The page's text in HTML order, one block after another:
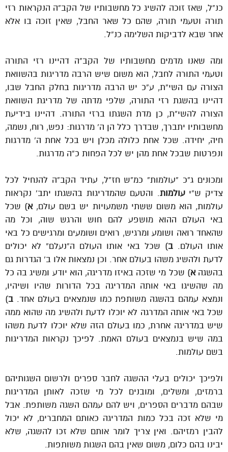
כנ”ל, שאז זוכה להשיג כל מחשבותיו של הקב”ה הנקראות רזי
תורה וטעמי תורה, שהם כל שאר החבל, שאין זוכה בו אלא
אחר שבא לדביקות השלימה כנ”ל.
ומה שאנו מדמים מחשבותיו של הקב”ה דהיינו רזי התורה
וטעמי התורה לחבל, הוא משום שיש הרבה מדריגות בהשוואת
הצורה עם השי”ת, ע”כ יש הרבה מדריגות בחלק החבל שבו,
דהיינו בהשגת רזי התורה, שלפי מדתה של מדריגת השוואת
הצורה להשי”ת, כן מדת השגתו ברזי התורה. דהיינו בידיעת
מחשבותיו יתברך, שבדרך כלל הן ה’ מדרגות: נפש, רוח, נשמה,
חיה, יחידה. שכל אחת כלולה מכלן ויש בכל אחת ה’ מדרגות
ונפרטות שבכל אחת מהן יש לכל הפחות כ”ה מדרגות.
ומכונים ג”כ “עולמות” כמ”ש חז”ל, עתיד הקב”ה להנחיל לכל
צדיק ש”יעולמות. והטעם שהמדריגות בהשגתו יתב’ נקראות
עולמות, הוא משום ששתי משמעויות יש בשם עולם,א) שכל
באי העולם ההוא מושפע להם חוש והרגש שוה, וכל מה
שהאחד רואה ושומע ומרגיש, רואים ושומעים ומרגישים כל באי
אותו העולם.ב) שכל באי אותו העולם ה”נעלם” לא יכולים
לדעת ולהשיג משהו בעולם אחר. וכן נמצאות אלו ב’ הגדרות גם
בהשגהא) שכל מי שזכה באיזו מדריגה, הוא יודע ומשיג בה כל
מה שהשיגו באי אותה המדריגה בכל הדורות שהיו ושיהיו,
ונמצא עמהם בהשגה משותפת כמו שנמצאים בעולם אחד. ב)
שכל באי אותה המדרגה לא יוכלו לדעת ולהשיג מה שהוא ממה
שיש במדריגה אחרת, כמו בעולם הזה שלא יוכלו לדעת משהו
במה שיש בנמצאים בעולם האמת. לפיכך נקראות המדריגות
בשם עולמות.
ולפיכך יכולים בעלי ההשגה לחבר ספרים ולרשום השגותיהם
ברמזים, ומשלים, ומובנים לכל מי שזכה לאותן המדריגות
שבהם מדברים הספרים, ויש להם עמהם השגה משותפת. אבל
מי שלא זכה בכל כמות המדריגה כאותם המחברים, לא יכול
להבין רמזיהם. ואין צריך לומר אותם שלא זכו להשגה, שלא
יבינו בהם כלום, משום שאין בהם השגות משותפות.